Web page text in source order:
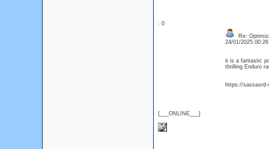
: 0
{___ONLINE___}
Re:
24/01/2025
it is a fantastic
thrilling Enduro
https://